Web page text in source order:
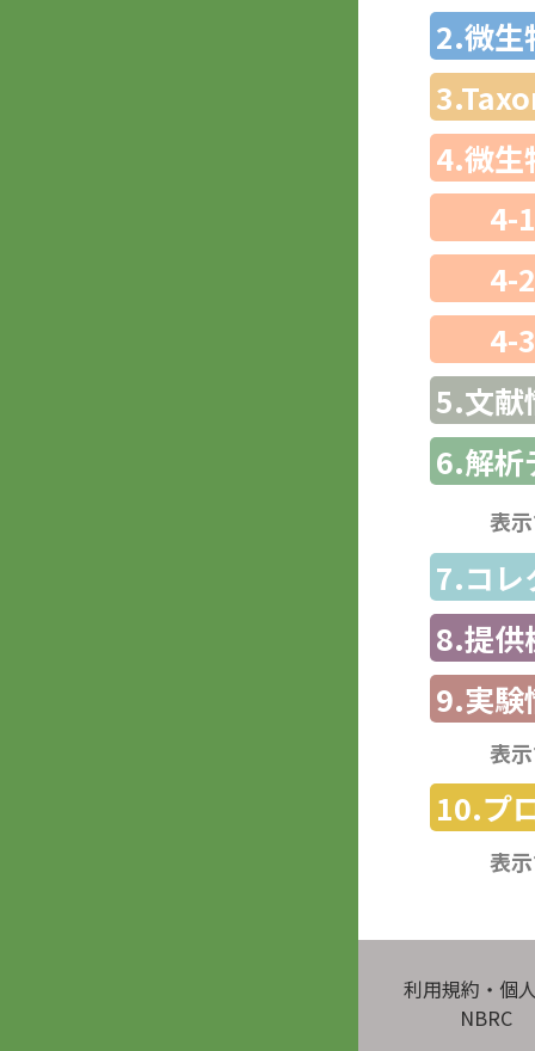
2.微生
4.微生
4-
4-
4-
5.文献
6.解析
表
7.コレ
8.提供
9.実験
表
10.プ
表
利用規約・個
NBRC